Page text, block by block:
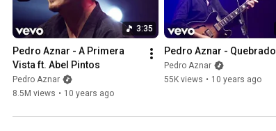
3:35
Pedro Aznar - A Primera
Vista ft. Abel Pintos
Pedro Aznar
8.5M views • 10 years ago
Pedro Aznar - Quebrado
Pedro Aznar
55K views • 10 years ago